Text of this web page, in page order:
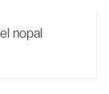
nopal